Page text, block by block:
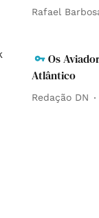
Rafael
Os
Atlântico
Redação DN